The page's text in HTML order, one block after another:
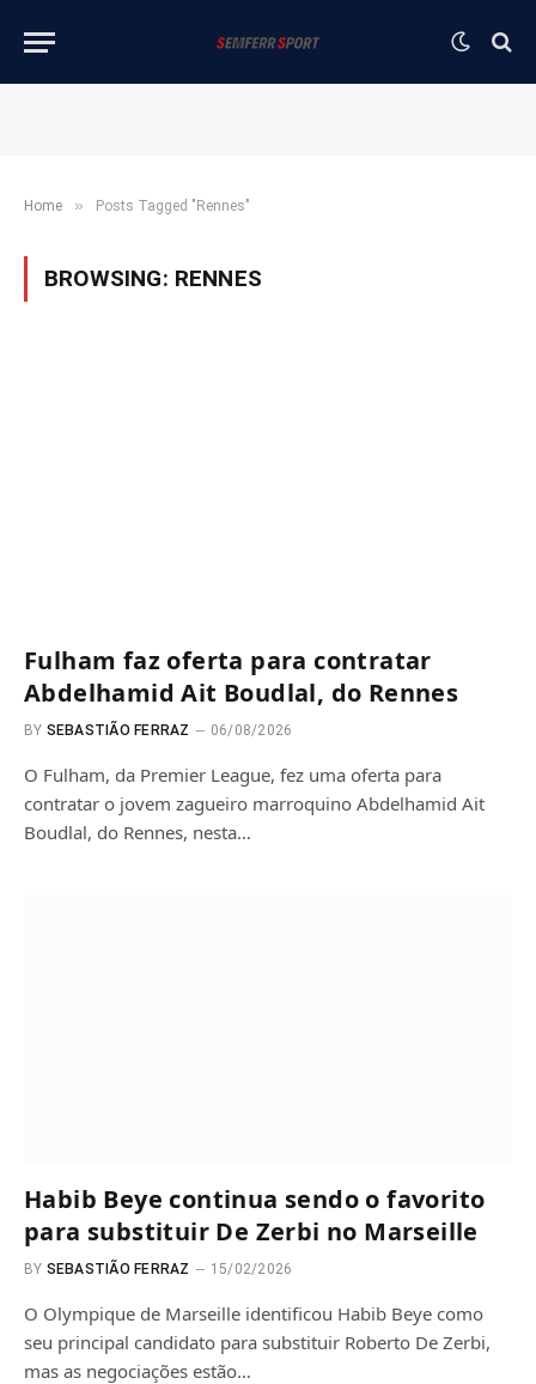
Home » Posts Tagged "Rennes"
BROWSING: RENNES
Fulham faz oferta para contratar
Abdelhamid Ait Boudlal, do Rennes
BY SEBASTIÃO FERRAZ 06/08/2026
O Fulham, da Premier League, fez uma oferta para
contratar o jovem zagueiro marroquino Abdelhamid Ait
Boudlal, do Rennes, nesta…
Habib Beye continua sendo o favorito
para substituir De Zerbi no Marseille
BY SEBASTIÃO FERRAZ 15/02/2026
O Olympique de Marseille identificou Habib Beye como
seu principal candidato para substituir Roberto De Zerbi,
mas as negociações estão…